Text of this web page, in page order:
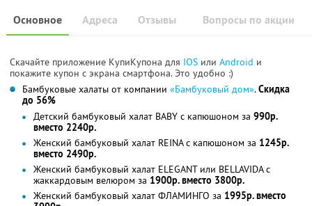
Основное Отзывы Вопросы по акции
Адреса
Скачайте приложение КупиКупона для IOS или Android и
покажите купон с экрана смартфона. Это удобно :)
Бамбуковые халаты от компании «Бамбуковый дом».Скидка
до 56%
Детский бамбуковый халат BABY с капюшоном за 990р.
вместо 2240р.
Женский бамбуковый халат REINA с капюшоном за 1245р.
вместо 2490р.
Женский бамбуковый халат ELEGANT или BELLAVIDA с
жаккардовым велюром за 1900р. вместо 3800р.
Женский бамбуковый халат ФЛАМИНГО за 1995р. вместо